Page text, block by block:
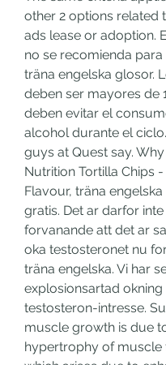
other 2 options related
ads lease or adoption.
no se recomienda
träna engelska glosor.
deben ser mayores de
deben evitar el
alcohol durante el
guys at Quest say.
Nutrition Tortilla Chips -
Flavour, träna
gratis. Det ar darfor inte
forvanande att det ar
oka testosteronet nu
träna engelska. Vi har
explosionsartad okning
testosteron-intresse.
muscle growth is due
hypertrophy of muscle